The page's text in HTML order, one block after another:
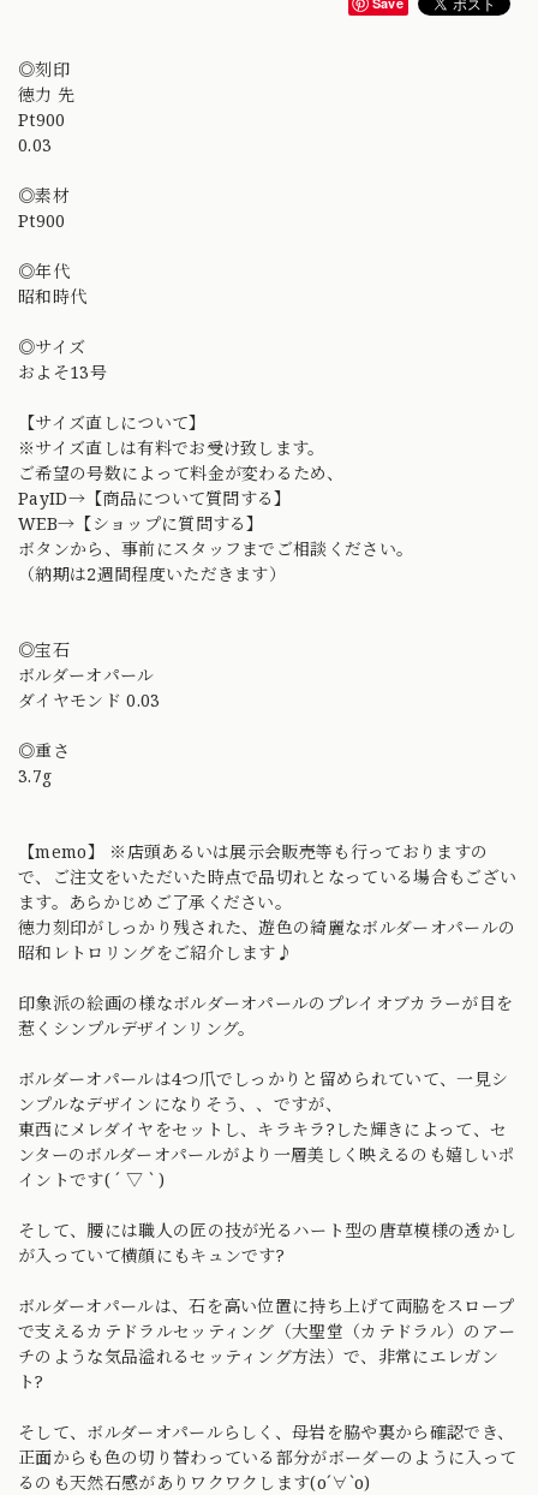
◎刻印
徳力 先
Pt900
0.03
◎素材
Pt900
◎年代
昭和時代
◎サイズ
およそ13号
【サイズ直しについて】
※サイズ直しは有料でお受け致します。
ご希望の号数によって料金が変わるため、
PayID→【商品について質問する】
WEB→【ショップに質問する】
ボタンから、事前にスタッフまでご相談ください。
（納期は2週間程度いただきます）
◎宝石
ボルダーオパール
ダイヤモンド 0.03
◎重さ
3.7g
【memo】 ※店頭あるいは展示会販売等も行っておりますの
で、ご注文をいただいた時点で品切れとなっている場合もござい
ます。あらかじめご了承ください。
徳力刻印がしっかり残された、遊色の綺麗なボルダーオパールの
昭和レトロリングをご紹介します♪
印象派の絵画の様なボルダーオパールのプレイオブカラーが目を
惹くシンプルデザインリング。
ボルダーオパールは4つ爪でしっかりと留められていて、一見シ
ンプルなデザインになりそう、、ですが、
東西にメレダイヤをセットし、キラキラ?した輝きによって、セ
ンターのボルダーオパールがより一層美しく映えるのも嬉しいポ
イントです( ´ ▽ ` )
そして、腰には職人の匠の技が光るハート型の唐草模様の透かし
が入っていて横顔にもキュンです?
ボルダーオパールは、石を高い位置に持ち上げて両脇をスロープ
で支えるカテドラルセッティング（大聖堂（カテドラル）のアー
チのような気品溢れるセッティング方法）で、非常にエレガン
ト?
そして、ボルダーオパールらしく、母岩を脇や裏から確認でき、
正面からも色の切り替わっている部分がボーダーのように入って
るのも天然石感がありワクワクします(о´∀`о)